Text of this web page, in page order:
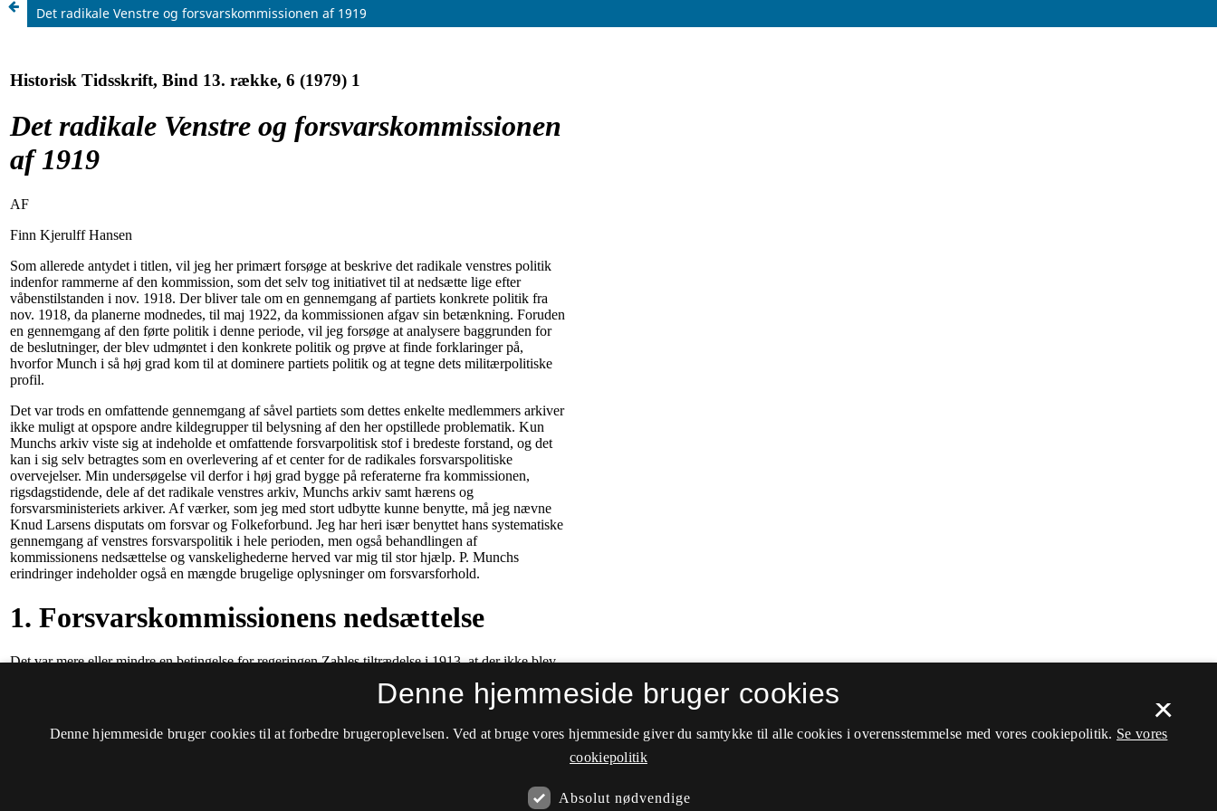
Det radikale Venstre og forsvarskommissionen af 1919
×
Denne hjemmeside bruger cookies
Denne hjemmeside bruger cookies til at forbedre brugeroplevelsen. Ved at bruge vores hjemmeside giver du samtykke til alle cookies i overensstemmelse med vores cookiepolitik. Se vores
cookiepolitik
Absolut nødvendige